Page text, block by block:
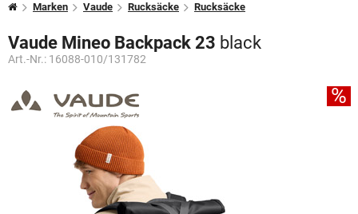
Marken Vaude Rucksäcke Rucksäcke
Vaude Mineo Backpack 23 black
Art.-Nr.: 16088-010/131782
%